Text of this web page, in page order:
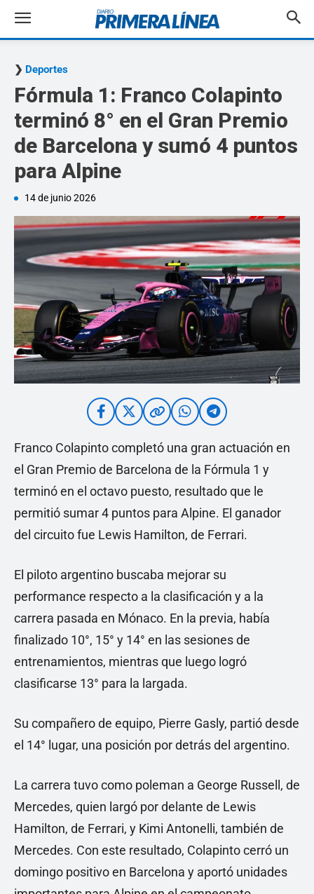
Deportes
Fórmula 1: Franco Colapinto
terminó 8° en el Gran Premio
de Barcelona y sumó 4 puntos
para Alpine
14 de junio 2026
Franco Colapinto completó una gran actuación en
el Gran Premio de Barcelona de la Fórmula 1 y
terminó en el octavo puesto, resultado que le
permitió sumar 4 puntos para Alpine. El ganador
del circuito fue Lewis Hamilton, de Ferrari.
El piloto argentino buscaba mejorar su
performance respecto a la clasificación y a la
carrera pasada en Mónaco. En la previa, había
finalizado 10°, 15° y 14° en las sesiones de
entrenamientos, mientras que luego logró
clasificarse 13° para la largada.
Su compañero de equipo, Pierre Gasly, partió desde
el 14° lugar, una posición por detrás del argentino.
La carrera tuvo como poleman a George Russell, de
Mercedes, quien largó por delante de Lewis
Hamilton, de Ferrari, y Kimi Antonelli, también de
Mercedes. Con este resultado, Colapinto cerró un
domingo positivo en Barcelona y aportó unidades